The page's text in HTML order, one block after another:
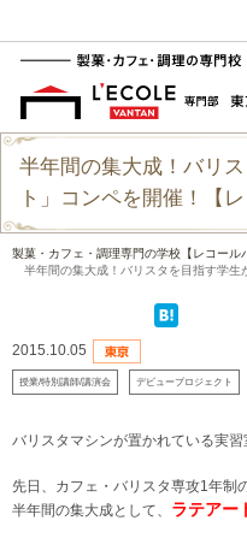
半年間の集大成！バリ
ト」コンペを開催！【
製菓・カフェ・調理専門の学校【レコール
半年間の集大成！バリスタを目指す学生
2015.10.05
授業/特別講師/講演会 デビュープロジェクト
バリスタマシンが置かれている実
先日、カフェ・バリスタ専攻1年制
半年間の集大成として、 ラテアー